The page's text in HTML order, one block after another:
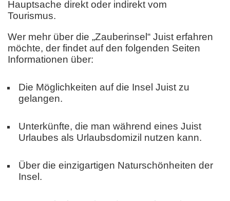
Hauptsache direkt oder indirekt vom
Tourismus.
Wer mehr über die „Zauberinsel“ Juist erfahren
möchte, der findet auf den folgenden Seiten
Informationen über:
Die Möglichkeiten auf die Insel Juist zu
gelangen.
Unterkünfte, die man während eines Juist
Urlaubes als Urlaubsdomizil nutzen kann.
Über die einzigartigen Naturschönheiten der
Insel.